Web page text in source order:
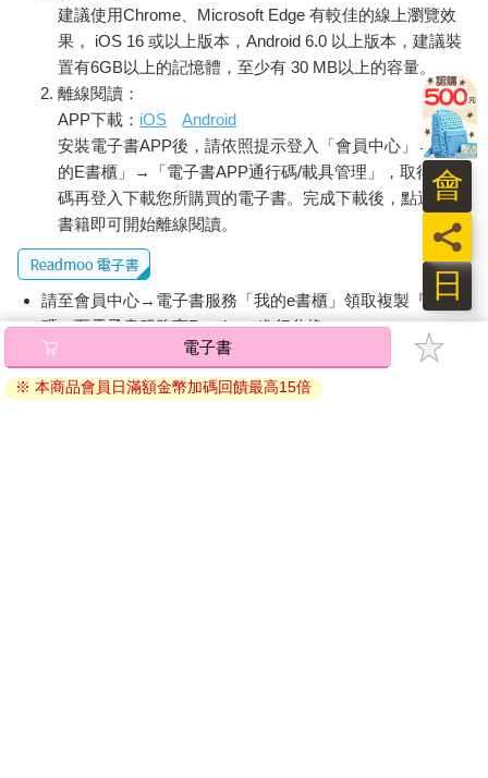
建議使用Chrome、Microsoft Edge 有較佳的線上瀏覽效
果， iOS 16 或以上版本，Android 6.0 以上版本，建議裝
置有6GB以上的記憶體，至少有 30 MB以上的容量。
離線閱讀：
APP下載： iOS
Android
安裝電子書APP後，請依照提示登入「會員中心」→「我
的E書櫃」→「電子書APP通行碼/載具管理」，取得通行
碼再登入下載您所購買的電子書。完成下載後，點選任一
書籍即可開始離線閱讀。
請至會員中心→電子書服務「我的e書櫃」領取複製『兌換
碼』至電子書服務商Readmoo進行兌換。
退換貨須知：
因版權保護，您在金石堂所購買的電子書僅能以金石堂專屬
電子書
※ 本商品會員日滿額金幣加碼回饋最高15倍
日
員
會